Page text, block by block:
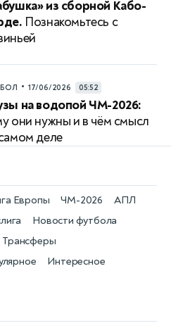
из сборной Кабо-
Познакомьтесь с
• 17/06/2026 05:52
на водопой ЧМ-2026:
они нужны и в чём смысл
деле
Новости футбола
Европы
Трансферы
ЧМ-2026 АПЛ
Интересное